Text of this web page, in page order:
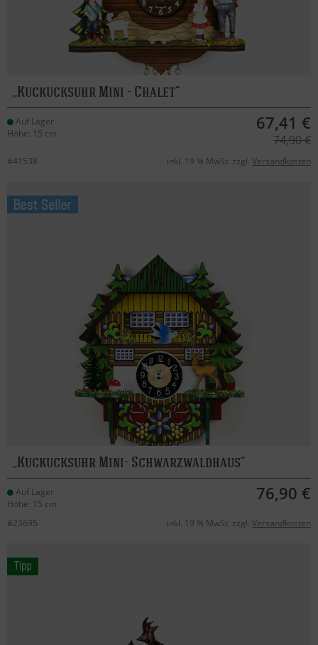
Kuckucksuhr Mini - Chalet
Auf Lager
Höhe: 15 cm
67,41 €
74,90 €
#41538 inkl. 19 % MwSt. zzgl. Versandkosten
Kuckucksuhr Mini- Schwarzwaldhaus
Auf Lager
Höhe: 15 cm
76,90 €
#23695 inkl. 19 % MwSt. zzgl. Versandkosten